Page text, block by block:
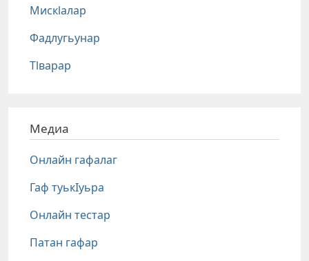
Мискlалар
Фадлугьунар
Тlварар
Медиа
Онлайн гафалаг
Гаф туькIуьра
Онлайн тестар
Патан гафар